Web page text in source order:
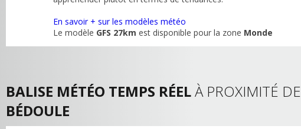
En savoir + sur les modèles météo
Le modèle GFS 27km est disponible pour la zone Monde
BALISE MÉTÉO TEMPS RÉELÀ PROXIMITÉ DE
BÉDOULE